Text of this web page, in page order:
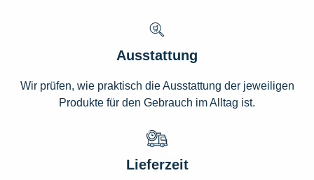
Ausstattung
Wir prüfen, wie praktisch die Ausstattung der jeweiligen
Produkte für den Gebrauch im Alltag ist.
Lieferzeit